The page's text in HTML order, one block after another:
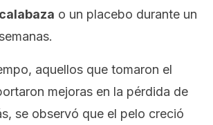
o un placebo durante un
aquellos que tomaron el
mejoras en la pérdida de
se observó que el pelo creció